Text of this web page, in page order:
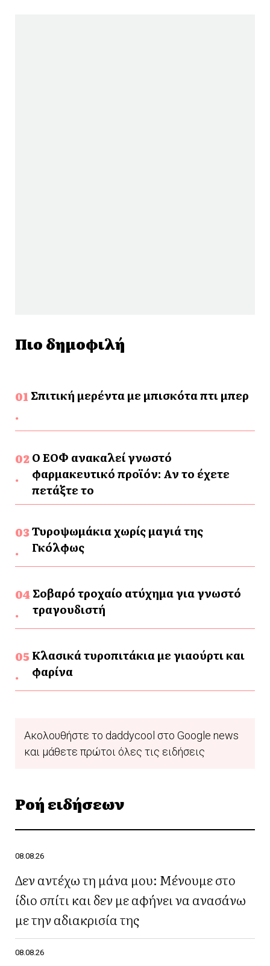
Πιο δημοφιλή
Σπιτική μερέντα με μπισκότα πτι μπερ
Ο ΕΟΦ ανακαλεί γνωστό
φαρμακευτικό προϊόν: Αν το έχετε
πετάξτε το
Τυροψωμάκια χωρίς μαγιά της
Γκόλφως
Σοβαρό τροχαίο ατύχημα για γνωστό
τραγουδιστή
Κλασικά τυροπιτάκια με γιαούρτι και
φαρίνα
Ακολουθήστε το daddycool στο Google news
και μάθετε πρώτοι όλες τις ειδήσεις
Ροή ειδήσεων
08.08.26
Δεν αντέχω τη μάνα μου: Μένουμε στο
ίδιο σπίτι και δεν με αφήνει να ανασάνω
με την αδιακρισία της
08.08.26